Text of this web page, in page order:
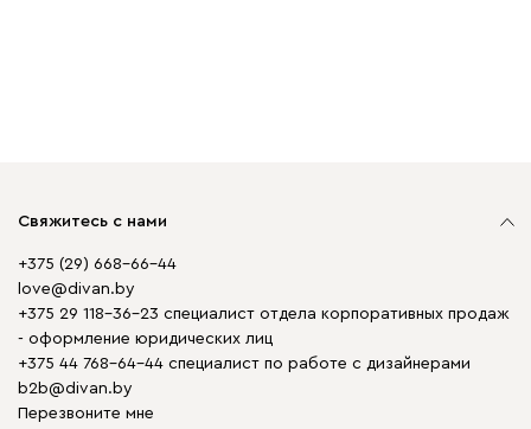
Свяжитесь с нами
+375 (29) 668-66-44
love@divan.by
+375 29 118-36-23 специалист отдела корпоративных продаж
- оформление юридических лиц
+375 44 768-64-44 специалист по работе с дизайнерами
b2b@divan.by
Перезвоните мне